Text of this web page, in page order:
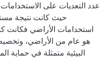
عدد التعديات على
حيث كانت نتيجة
استخدامات الأراضي فكانت
هو عام من الأراضي،
البيئية متمثلة في حماية